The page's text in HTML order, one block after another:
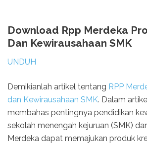
Download Rpp Merdeka
Dan Kewirausahaan SMK
UNDUH
Demikianlah artikel tentang RPP
dan Kewirausahaan SMK. Dalam
membahas pentingnya pendidikan
sekolah menengah kejuruan (SMK)
Merdeka dapat memajukan produk